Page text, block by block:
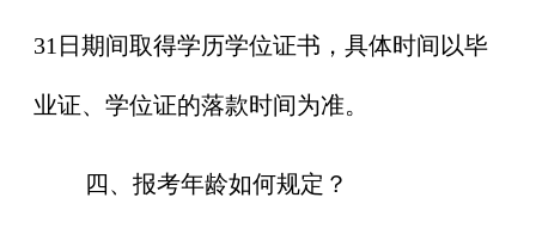
31日期间取得学历学位证书，具体时间以毕
业证、学位证的落款时间为准。
四、报考年龄如何规定？